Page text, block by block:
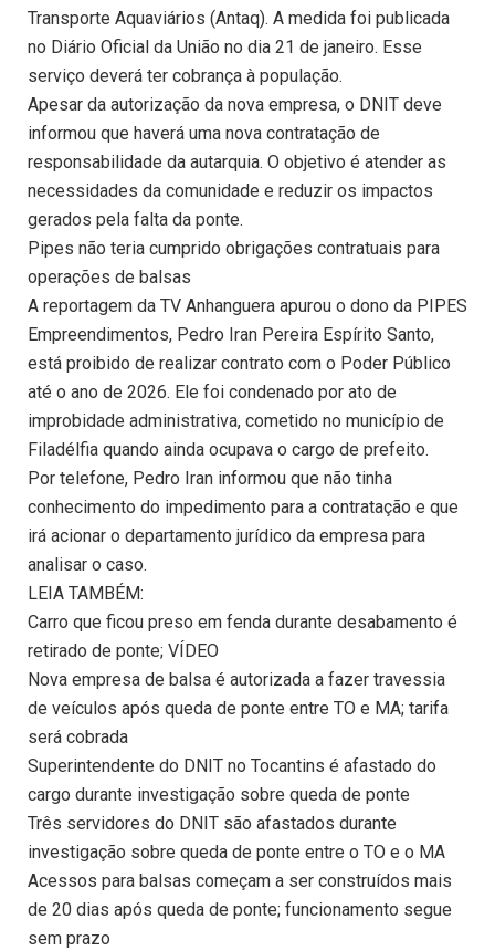
Transporte Aquaviários (Antaq). A medida foi publicada
no Diário Oficial da União no dia 21 de janeiro. Esse
serviço deverá ter cobrança à população.
Apesar da autorização da nova empresa, o DNIT deve
informou que haverá uma nova contratação de
responsabilidade da autarquia. O objetivo é atender as
necessidades da comunidade e reduzir os impactos
gerados pela falta da ponte.
Pipes não teria cumprido obrigações contratuais para
operações de balsas
A reportagem da TV Anhanguera apurou o dono da PIPES
Empreendimentos, Pedro Iran Pereira Espírito Santo,
está proibido de realizar contrato com o Poder Público
até o ano de 2026. Ele foi condenado por ato de
improbidade administrativa, cometido no município de
Filadélfia quando ainda ocupava o cargo de prefeito.
Por telefone, Pedro Iran informou que não tinha
conhecimento do impedimento para a contratação e que
irá acionar o departamento jurídico da empresa para
analisar o caso.
LEIA TAMBÉM:
Carro que ficou preso em fenda durante desabamento é
retirado de ponte; VÍDEO
Nova empresa de balsa é autorizada a fazer travessia
de veículos após queda de ponte entre TO e MA; tarifa
será cobrada
Superintendente do DNIT no Tocantins é afastado do
cargo durante investigação sobre queda de ponte
Três servidores do DNIT são afastados durante
investigação sobre queda de ponte entre o TO e o MA
Acessos para balsas começam a ser construídos mais
de 20 dias após queda de ponte; funcionamento segue
sem prazo